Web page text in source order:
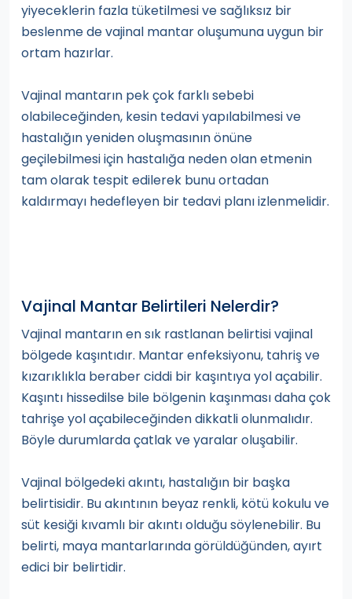
yiyeceklerin fazla tüketilmesi ve sağlıksız bir
beslenme de vajinal mantar oluşumuna uygun bir
ortam hazırlar.
Vajinal mantarın pek çok farklı sebebi
olabileceğinden, kesin tedavi yapılabilmesi ve
hastalığın yeniden oluşmasının önüne
geçilebilmesi için hastalığa neden olan etmenin
tam olarak tespit edilerek bunu ortadan
kaldırmayı hedefleyen bir tedavi planı izlenmelidir.
Vajinal Mantar Belirtileri Nelerdir?
Vajinal mantarın en sık rastlanan belirtisi vajinal
bölgede kaşıntıdır. Mantar enfeksiyonu, tahriş ve
kızarıklıkla beraber ciddi bir kaşıntıya yol açabilir.
Kaşıntı hissedilse bile bölgenin kaşınması daha çok
tahrişe yol açabileceğinden dikkatli olunmalıdır.
Böyle durumlarda çatlak ve yaralar oluşabilir.
Vajinal bölgedeki akıntı, hastalığın bir başka
belirtisidir. Bu akıntının beyaz renkli, kötü kokulu ve
süt kesiği kıvamlı bir akıntı olduğu söylenebilir. Bu
belirti, maya mantarlarında görüldüğünden, ayırt
edici bir belirtidir.